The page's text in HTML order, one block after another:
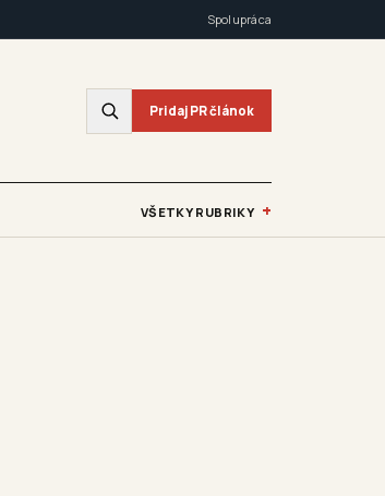
Spolupráca
Pridaj PR článok
VŠETKY RUBRIKY +